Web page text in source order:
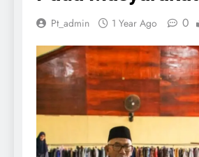
Pt_admin 1 Year Ago 0